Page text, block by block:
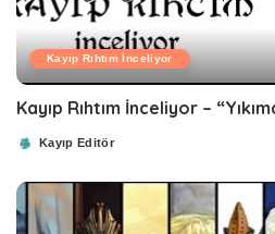
Kayıp Rıhtım İnceliyor
Kayıp Rıhtım İnceliyor –
PostedKayıp Editör